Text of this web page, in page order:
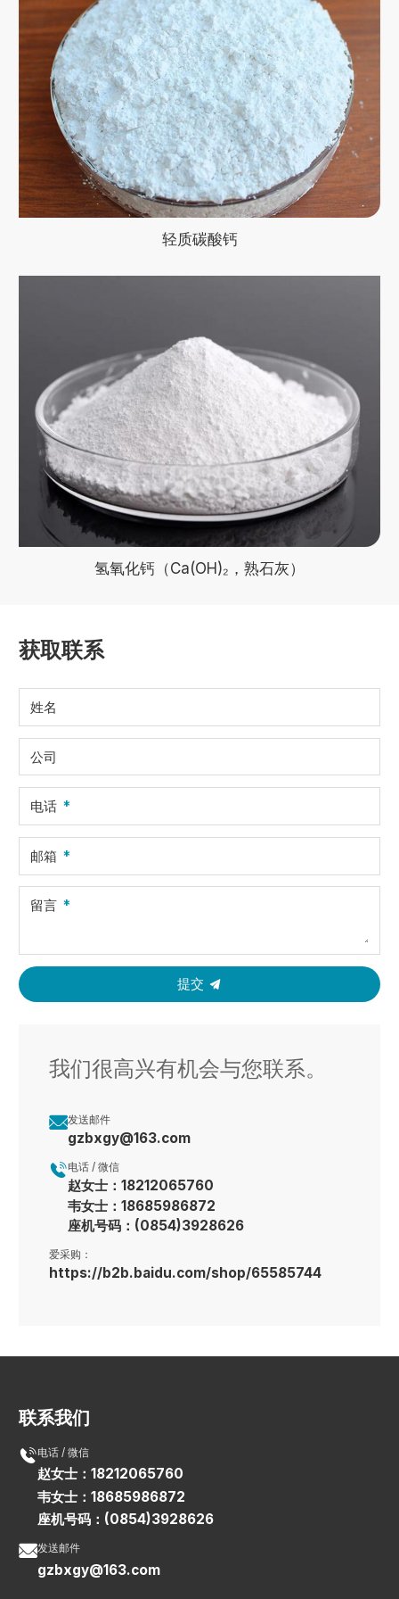
轻质碳酸钙
氢氧化钙（Ca(OH)₂，熟石灰）
获取联系
姓名
公司
电话
邮箱
留言
提交
我们很高兴有机会与您联系。
发送邮件
gzbxgy@163.com
电话 / 微信
赵女士：18212065760
韦女士：18685986872
座机号码：(0854)3928626
爱采购：
https://b2b.baidu.com/shop/65585744
联系我们
电话 / 微信
赵女士：18212065760
韦女士：18685986872
座机号码：(0854)3928626
发送邮件
gzbxgy@163.com